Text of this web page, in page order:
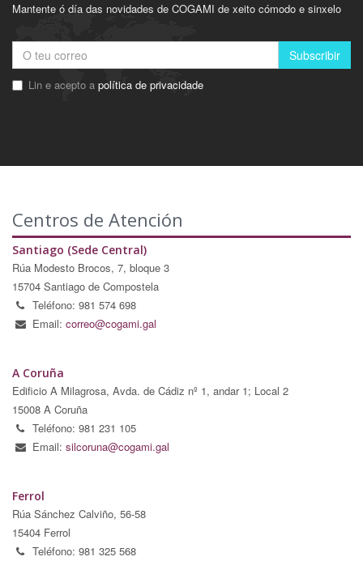
Mantente ó día das novidades de COGAMI de xeito cómodo e sinxelo
Subscribir
Lin e acepto a política de privacidade
Centros de Atención
Santiago (Sede Central)
Rúa Modesto Brocos, 7, bloque 3
15704 Santiago de Compostela
Teléfono: 981 574 698
Email: correo@cogami.gal
A Coruña
Edificio A Milagrosa, Avda. de Cádiz nº 1, andar 1; Local 2
15008 A Coruña
Teléfono: 981 231 105
Email: silcoruna@cogami.gal
Ferrol
Rúa Sánchez Calviño, 56-58
15404 Ferrol
Teléfono: 981 325 568